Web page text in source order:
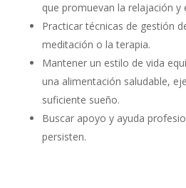
que promuevan la relajación y
Practicar técnicas de gestión
meditación o la terapia.
Mantener un estilo de vida
una alimentación saludable,
suficiente sueño.
Buscar apoyo y ayuda
persisten.